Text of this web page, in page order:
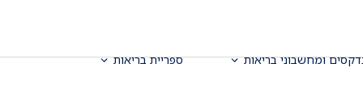
ומחשבוני בריאות ספריית בריאות